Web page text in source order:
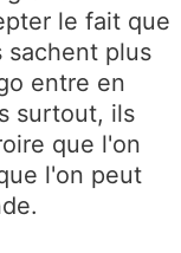
le fait que
sachent plus
entre en
surtout, ils
que l'on
l'on peut